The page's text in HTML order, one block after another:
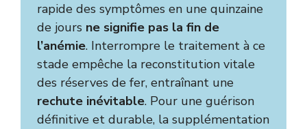
rapide des symptômes en une quinzaine
de jours ne signifie pas la fin de
l’anémie. Interrompre le traitement à ce
stade empêche la reconstitution vitale
des réserves de fer, entraînant une
rechute inévitable. Pour une guérison
définitive et durable, la supplémentation